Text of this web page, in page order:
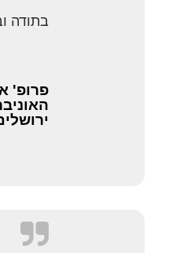
בתודה
פרופ'